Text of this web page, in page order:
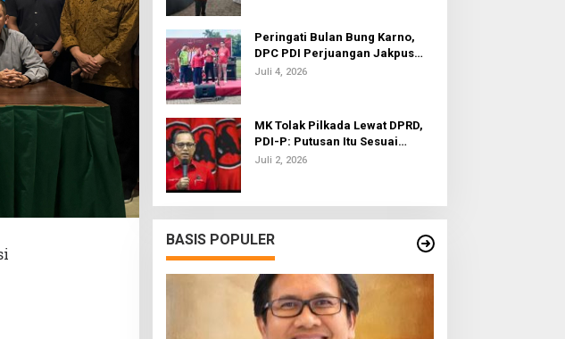
Peringati Bulan Bung Karno,
DPC PDI Perjuangan Jakpus
Gelar Turnamen Sepak Bola U-
Juli 4, 2026
MK Tolak Pilkada Lewat DPRD,
PDI-P: Putusan Itu Sesuai
dengan Semangat Reformasi
Juli 2, 2026
BASIS POPULER